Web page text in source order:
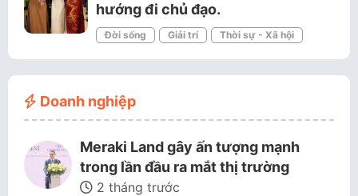
hướng đi chủ đạo.
Đời sống Giải trí Thời sự - Xã hội
Doanh nghiệp
Meraki Land gây ấn tượng mạnh
trong lần đầu ra mắt thị trường
2 tháng trước